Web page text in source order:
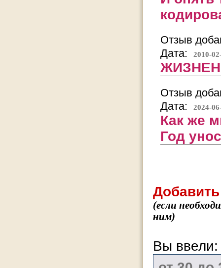
Отзыв
Дата:
2010-
Отзыв
Дата:
2024-
Как же
Год
(если
ним)
Вы